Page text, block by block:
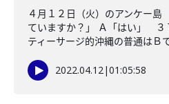
４月１２日（火）のアンケー島
ていますか？」 Ａ「はい」 ３
ティーサージ的沖縄の普通はＢ
2022.04.12|01:05:58